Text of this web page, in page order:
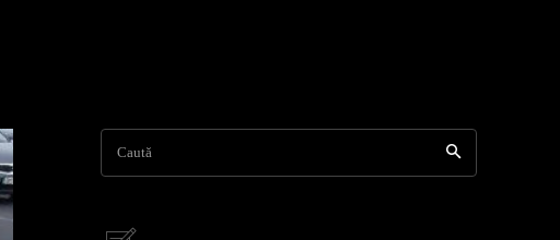
Caută